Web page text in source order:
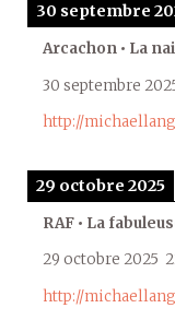
30 septembre
Arcachon • La
30 septembre
http://
29 octobre 2025
RAF • La
29 octobre 2025
http://